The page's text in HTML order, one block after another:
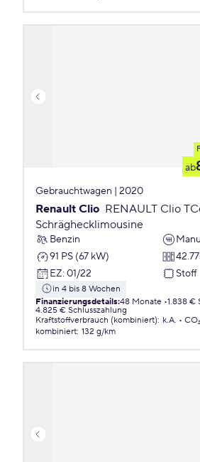
ab
Gebrauchtwagen | 2020
Renault Clio RENAULT Clio
Schräghecklimousine
Benzin
91 PS (67 kW)
EZ: 01/22 Stoff
in 4 bis 8 Wochen
Finanzierungsdetails:48 Monate 1.838 €
4.825 € Schlusszahlung
Kraftstoffverbrauch (kombiniert): k.A.
kombiniert: 132 g/km